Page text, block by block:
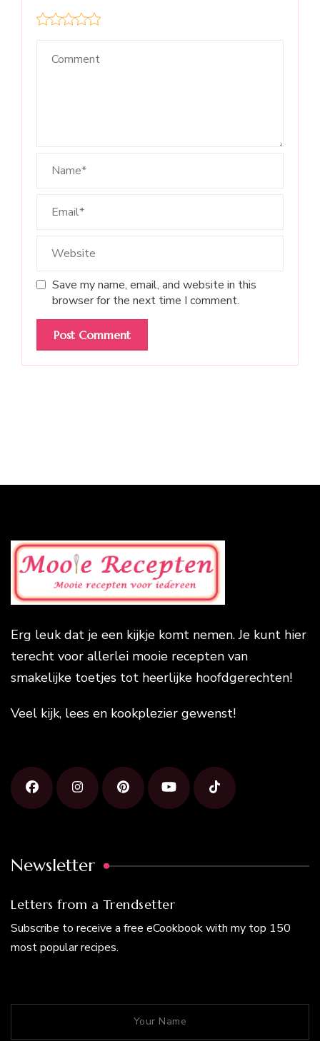
Save my name, email, and website in this
browser for the next time I comment.
Erg leuk dat je een kijkje komt nemen. Je kunt hier
terecht voor allerlei mooie recepten van
smakelijke toetjes tot heerlijke hoofdgerechten!
Veel kijk, lees en kookplezier gewenst!
Newsletter
Letters from a Trendsetter
Subscribe to receive a free eCookbook with my top 150
most popular recipes.